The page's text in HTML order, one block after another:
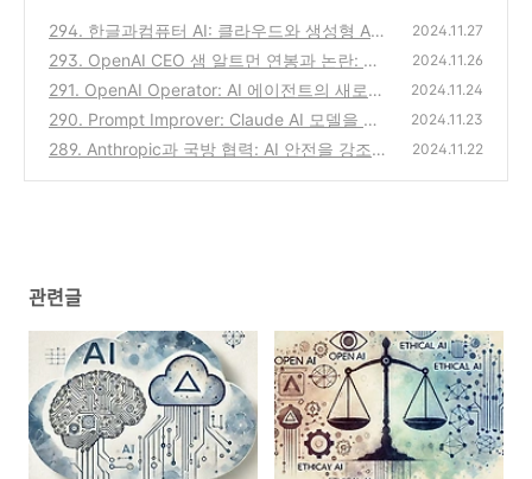
294. 한글과컴퓨터 AI: 클라우드와 생성형 AI
로 변화하는 디지털 시대
(0)
2024.11.27
293. OpenAI CEO 샘 알트먼 연봉과 논란: 비
영리와 영리의 경계
(0)
2024.11.26
291. OpenAI Operator: AI 에이전트의 새로운
혁명
(0)
2024.11.24
290. Prompt Improver: Claude AI 모델을 최
적화하는 차세대 도구
(0)
2024.11.23
289. Anthropic과 국방 협력: AI 안전을 강조하
2024.11.22
관련글